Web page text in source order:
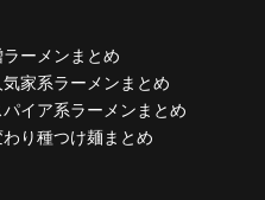
ラーメンまとめ
気家系ラーメンまとめ
パイア系ラーメンまとめ
わり種つけ麺まとめ